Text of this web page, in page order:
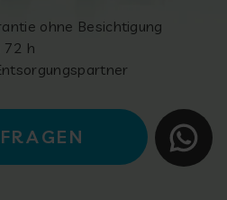
ohne Besichtigung
72 h